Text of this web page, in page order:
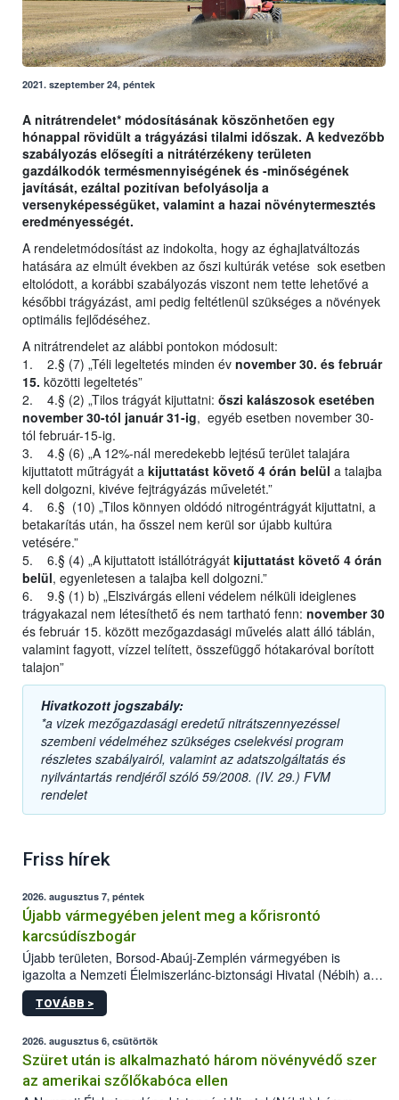
2021. szeptember 24, péntek
A nitrátrendelet* módosításának köszönhetően egy
hónappal rövidült a trágyázási tilalmi időszak. A kedvezőbb
szabályozás elősegíti a nitrátérzékeny területen
gazdálkodók termésmennyiségének és -minőségének
javítását, ezáltal pozitívan befolyásolja a
versenyképességüket, valamint a hazai növénytermesztés
eredményességét.
A rendeletmódosítást az indokolta, hogy az éghajlatváltozás
hatására az elmúlt években az őszi kultúrák vetése sok esetben
eltolódott, a korábbi szabályozás viszont nem tette lehetővé a
későbbi trágyázást, ami pedig feltétlenül szükséges a növények
optimális fejlődéséhez.
A nitrátrendelet az alábbi pontokon módosult:
1. 2.§ (7) „Téli legeltetés minden év november 30. és február
15. közötti legeltetés”
2. 4.§ (2) „Tilos trágyát kijuttatni: őszi kalászosok esetében
november 30-tól január 31-ig, egyéb esetben november 30-
tól február-15-ig.
3. 4.§ (6) „A 12%-nál meredekebb lejtésű terület talajára
kijuttatott műtrágyát a kijuttatást követő 4 órán belül a talajba
kell dolgozni, kivéve fejtrágyázás műveletét.”
4. 6.§ (10) „Tilos könnyen oldódó nitrogéntrágyát kijuttatni, a
betakarítás után, ha ősszel nem kerül sor újabb kultúra
vetésére.”
5. 6.§ (4) „A kijuttatott istállótrágyát kijuttatást követő 4 órán
belül, egyenletesen a talajba kell dolgozni.”
6. 9.§ (1) b) „Elszivárgás elleni védelem nélküli ideiglenes
trágyakazal nem létesíthető és nem tartható fenn: november 30
és február 15. között mezőgazdasági művelés alatt álló táblán,
valamint fagyott, vízzel telített, összefüggő hótakaróval borított
talajon”
Hivatkozott jogszabály:
*a vizek mezőgazdasági eredetű nitrátszennyezéssel
szembeni védelméhez szükséges cselekvési program
részletes szabályairól, valamint az adatszolgáltatás és
nyilvántartás rendjéről szóló 59/2008. (IV. 29.) FVM
rendelet
Friss hírek
2026. augusztus 7, péntek
Újabb vármegyében jelent meg a kőrisrontó
karcsúdíszbogár
Újabb területen, Borsod-Abaúj-Zemplén vármegyében is
igazolta a Nemzeti Élelmiszerlánc-biztonsági Hivatal (Nébih) a
kőrisrontó karcsúdíszbogár (Agrilus planipennis) jelenlétét. A
kártevőt nem csak színcsapdában találták meg, de már fertőzött
az intenzív felderítést, emellett az intézkedéseket a szlovák
hatósággal is összehangolják a terjedés megállítása érdekében.
TOVÁBB >
2026. augusztus 6, csütörtök
Szüret után is alkalmazható három növényvédő szer
az amerikai szőlőkabóca ellen